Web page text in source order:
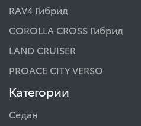
RAV4 Гибрид
COROLLA CROSS Гибрид
LAND CRUISER
PROACE CITY VERSO
Категории
Седан